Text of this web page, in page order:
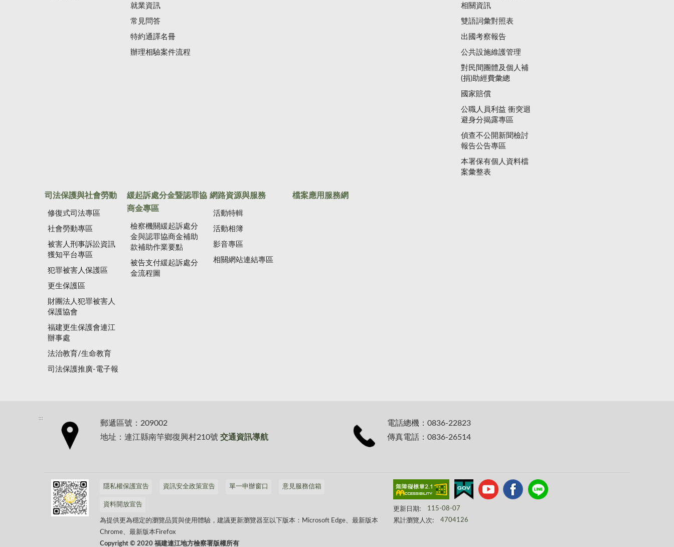
就業資訊
常見問答
特約通譯名冊
辦理相驗案件流程
相關資訊
雙語詞彙對照表
出國考察報告
公共設施維護管理
對民間團體及個人補
(捐)助經費彙總
國家賠償
公職人員利益 衝突迴
避身分揭露專區
偵查不公開新聞檢討
報告公告專區
本署保有個人資料檔
案彙整表
司法保護與社會勞動
修復式司法專區
社會勞動專區
被害人刑事訴訟資訊
獲知平台專區
犯罪被害人保護區
更生保護區
財團法人犯罪被害人
保護協會
福建更生保護會連江
辦事處
法治教育/生命教育
司法保護推廣-電子報
緩起訴處分金暨認罪協
商金專區
檢察機關緩起訴處分
金與認罪協商金補助
款補助作業要點
被告支付緩起訴處分
金流程圖
網路資源與服務
活動特輯
活動相簿
影音專區
相關網站連結專區
檔案應用服務網
:::
郵遞區號：209002
地址：連江縣南竿鄉復興村210號 交通資訊導航
電話總機：0836-22823
傳真電話：0836-26514
隱私權保護宣告 資訊安全政策宣告 單一申辦窗口 意見服務信箱
資料開放宣告
為提供更為穩定的瀏覽品質與使用體驗，建議更新瀏覽器至以下版本：Microsoft Edge、最新版本
Chrome、最新版本Firefox
Copyright © 2020 福建連江地方檢察署版權所有
更新日期:
115-08-07
累計瀏覽人次:
4704126